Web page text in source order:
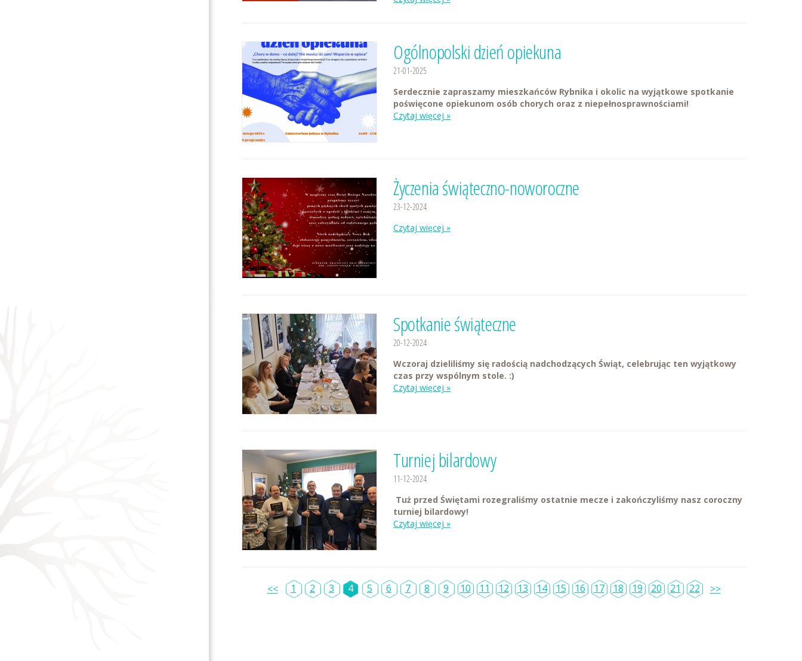
Ogólnopolski dzień opiekuna
21-01-2025
Serdecznie zapraszamy mieszkańców Rybnika i okolic na wyjątkowe spotkanie
poświęcone opiekunom osób chorych oraz z niepełnosprawnościami!
Czytaj więcej »
Życzenia świąteczno-noworoczne
23-12-2024
Czytaj więcej »
Spotkanie świąteczne
20-12-2024
Wczoraj dzieliliśmy się radością nadchodzących Świąt, celebrując ten wyjątkowy
czas przy wspólnym stole. :)
Czytaj więcej »
Turniej bilardowy
11-12-2024
Tuż przed Świętami rozegraliśmy ostatnie mecze i zakończyliśmy nasz coroczny
turniej bilardowy!
Czytaj więcej »
<< 1 2 3 4 5 6 7 8 9 10 11 12 13 14 15 16 17 18 19 20 21 22 >>